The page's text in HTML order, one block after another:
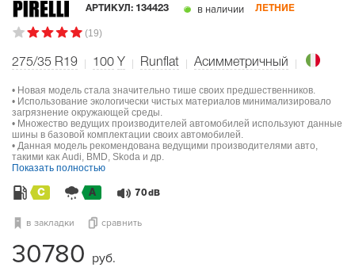
АРТИКУЛ: 134423 в наличии ЛЕТНИЕ
(19)
275/35 R19 100 Y Runflat Асимметричный
• Новая модель стала значительно тише своих предшественников.
• Использование экологически чистых материалов минимализировало
загрязнение окружающей среды.
• Множество ведущих производителей автомобилей используют данные
шины в базовой комплектации своих автомобилей.
• Данная модель рекомендована ведущими производителями авто,
такими как Audi, BMD, Skoda и др.
Показать полностью
C A 70 dB
в закладки сравнить
30780 руб.